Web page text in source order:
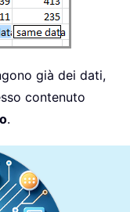
già dei dati,
contenuto
.